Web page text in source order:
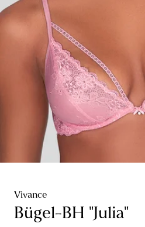
Vivance
Bügel-BH "Julia"